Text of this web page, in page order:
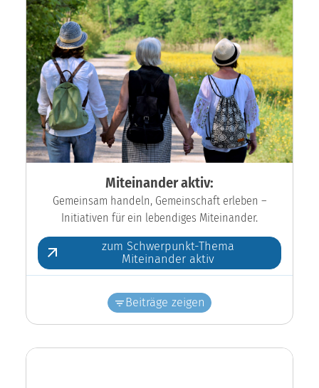
Miteinander aktiv:
Gemeinsam handeln, Gemeinschaft erleben –
Initiativen für ein lebendiges Miteinander.
zum Schwerpunkt-Thema
Miteinander aktiv
Beiträge zeigen